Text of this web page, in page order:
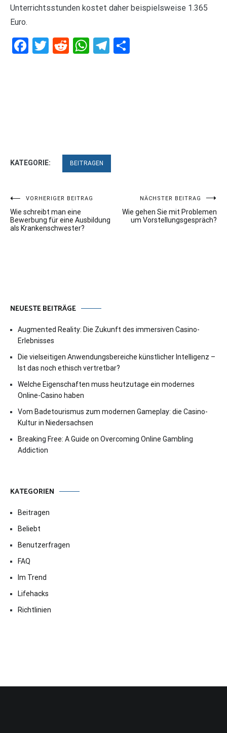
Unterrichtsstunden kostet daher beispielsweise 1.365
Euro.
Facebook
Twitter
RedditWhatsApp
Telegram
KATEGORIE: BEITRAGEN
Beitragsnavigation
VORHERIGER BEITRAG
Wie schreibt man eine
Bewerbung für eine Ausbildung
als Krankenschwester?
NÄCHSTER BEITRAG
Wie gehen Sie mit Problemen
um Vorstellungsgespräch?
NEUESTE BEITRÄGE
Augmented Reality: Die Zukunft des immersiven Casino-
Erlebnisses
Die vielseitigen Anwendungsbereiche künstlicher Intelligenz –
Ist das noch ethisch vertretbar?
Welche Eigenschaften muss heutzutage ein modernes
Online-Casino haben
Vom Badetourismus zum modernen Gameplay: die Casino-
Kultur in Niedersachsen
Breaking Free: A Guide on Overcoming Online Gambling
Addiction
KATEGORIEN
Beitragen
Beliebt
Benutzerfragen
FAQ
Im Trend
Lifehacks
Richtlinien